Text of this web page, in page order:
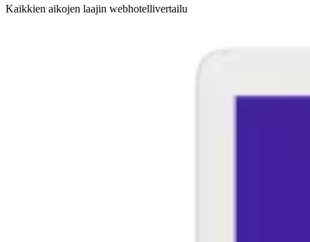
Kaikkien aikojen laajin webhotellivertailu